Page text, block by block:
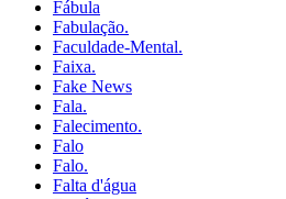
Fábula
Fabulação.
Faculdade-Mental.
Faixa.
Fake News
Fala.
Falecimento.
Falo
Falo.
Falta d'água